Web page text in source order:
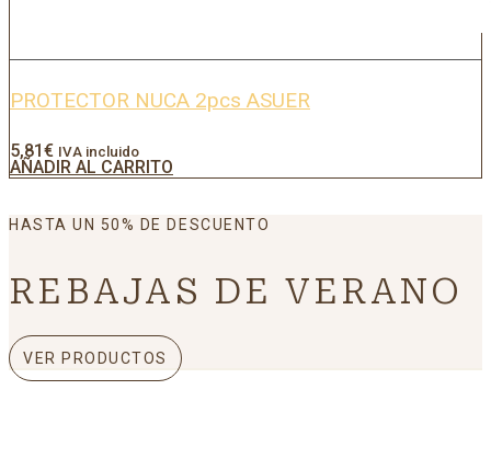
PROTECTOR NUCA 2pcs ASUER
5,81 € IVA incluido
AÑADIR AL CARRITO
HASTA UN 50% DE DESCUENTO
REBAJAS DE VERANO
VER PRODUCTOS